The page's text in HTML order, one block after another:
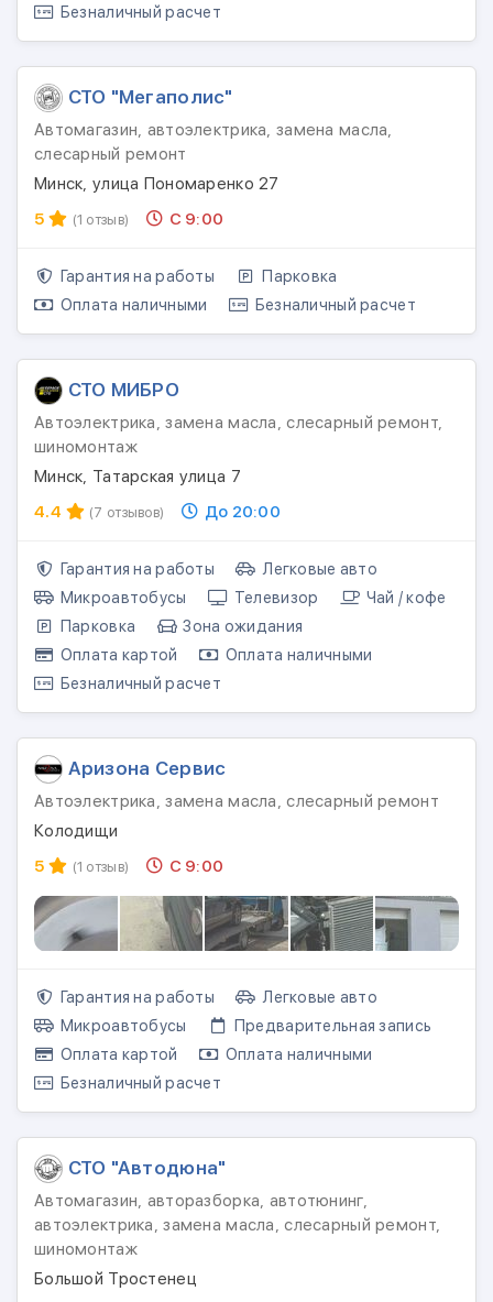
Безналичный расчет
СТО "Мегаполис"
Автомагазин, автоэлектрика, замена масла,
слесарный ремонт
Минск, улица Пономаренко 27
5
(1 отзыв) С 9:00
Гарантия на работы
Парковка
Оплата наличными
Безналичный расчет
СТО МИБРО
Автоэлектрика, замена масла, слесарный ремонт,
шиномонтаж
Минск, Татарская улица 7
4.4
(7 отзывов) До 20:00
Гарантия на работы
Легковые авто
Микроавтобусы
Телевизор
Чай / кофе
Парковка
Зона ожидания
Оплата картой
Оплата наличными
Безналичный расчет
Аризона Сервис
Автоэлектрика, замена масла, слесарный ремонт
Колодищи
5
(1 отзыв) С 9:00
Гарантия на работы
Легковые авто
Микроавтобусы
Предварительная запись
Оплата картой
Оплата наличными
Безналичный расчет
СТО "Автодюна"
Автомагазин, авторазборка, автотюнинг,
автоэлектрика, замена масла, слесарный ремонт,
шиномонтаж
Большой Тростенец